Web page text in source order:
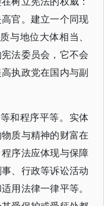
官。建立一个同现
与地位大体相当、
法委员会，它不会
执政党在国内与副
和程序平等。实体
质与精神的财富在
序法应体现与保障
、行政等诉讼活动
用法律一律平等。